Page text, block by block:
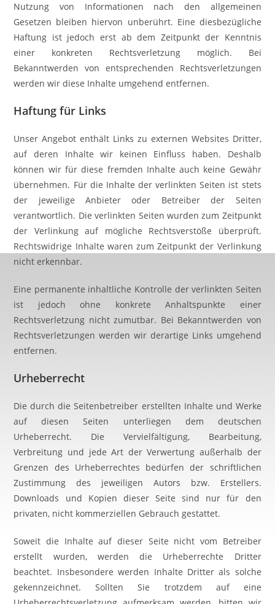
Nutzung von Informationen nach den allgemeinen
Gesetzen bleiben hiervon unberührt. Eine diesbezügliche
Haftung ist jedoch erst ab dem Zeitpunkt der Kenntnis
einer konkreten Rechtsverletzung möglich. Bei
Bekanntwerden von entsprechenden Rechtsverletzungen
werden wir diese Inhalte umgehend entfernen.
Haftung für Links
Unser Angebot enthält Links zu externen Websites Dritter,
auf deren Inhalte wir keinen Einfluss haben. Deshalb
können wir für diese fremden Inhalte auch keine Gewähr
übernehmen. Für die Inhalte der verlinkten Seiten ist stets
der jeweilige Anbieter oder Betreiber der Seiten
verantwortlich. Die verlinkten Seiten wurden zum Zeitpunkt
der Verlinkung auf mögliche Rechtsverstöße überprüft.
Rechtswidrige Inhalte waren zum Zeitpunkt der Verlinkung
nicht erkennbar.
Eine permanente inhaltliche Kontrolle der verlinkten Seiten
ist jedoch ohne konkrete Anhaltspunkte einer
Rechtsverletzung nicht zumutbar. Bei Bekanntwerden von
Rechtsverletzungen werden wir derartige Links umgehend
entfernen.
Urheberrecht
Die durch die Seitenbetreiber erstellten Inhalte und Werke
auf diesen Seiten unterliegen dem deutschen
Urheberrecht. Die Vervielfältigung, Bearbeitung,
Verbreitung und jede Art der Verwertung außerhalb der
Grenzen des Urheberrechtes bedürfen der schriftlichen
Zustimmung des jeweiligen Autors bzw. Erstellers.
Downloads und Kopien dieser Seite sind nur für den
privaten, nicht kommerziellen Gebrauch gestattet.
Soweit die Inhalte auf dieser Seite nicht vom Betreiber
erstellt wurden, werden die Urheberrechte Dritter
beachtet. Insbesondere werden Inhalte Dritter als solche
gekennzeichnet. Sollten Sie trotzdem auf eine